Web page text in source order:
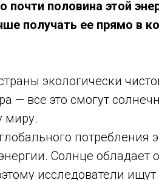
почти половина этой
получать ее прямо в
экологически
— все это смогут
миру.
потребления
Солнце
исследователи